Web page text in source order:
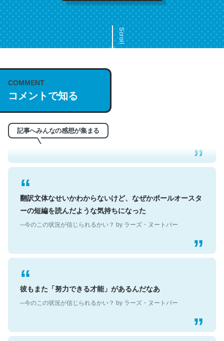
Scroll
COMMENT
コメントで知る
記事へみんなの感想が集まる
これは名文。彼はとてもクレバーなんだろうなと凄く思
う。英語少しでも読める人は原文もお勧め。自分はこの流
れ好き。Let’s Fucking Go. Then Covid hit. Shit.
─今のこの状況が信じられるかい？ by ラーズ・ヌートバー
翻訳文体なせいかわからないけど、なぜかポールオースタ
ーの短編を読んだような気持ちになった
─今のこの状況が信じられるかい？ by ラーズ・ヌートバー
彼もまた「努力できる才能」があるんだなあ
─今のこの状況が信じられるかい？ by ラーズ・ヌートバー